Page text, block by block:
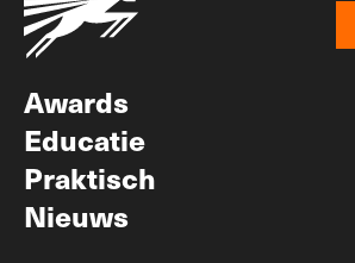
Awards
Educatie
Praktisch
Nieuws